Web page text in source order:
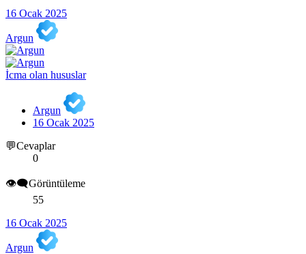
16 Ocak 2025
Argun
İcma olan hususlar
Argun
16 Ocak 2025
💬Cevaplar
0
👁️‍🗨️Görüntüleme
55
16 Ocak 2025
Argun